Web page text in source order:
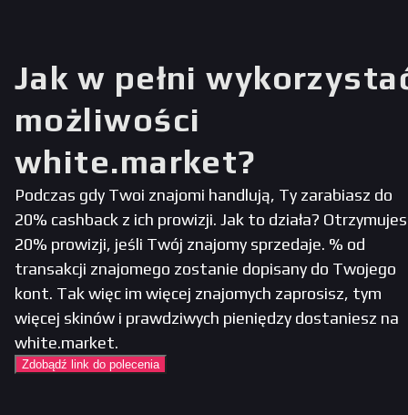
Jak w pełni
możliwości
white.market?
Podczas gdy Twoi znajomi handlują, Ty zarabiasz do
20% cashback z ich prowizji. Jak to działa?
20% prowizji, jeśli Twój znajomy sprzedaje. % od
transakcji znajomego zostanie dopisany do Twojego
kont. Tak więc im więcej znajomych zaprosisz, tym
więcej skinów i prawdziwych pieniędzy dostaniesz na
white.market.
Zdobądź link do polecenia